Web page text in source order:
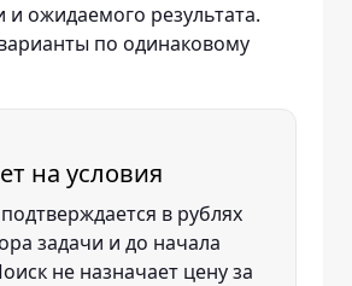
и ожидаемого результата.
по одинаковому
на условия
в рублях
задачи и до начала
не назначает цену за